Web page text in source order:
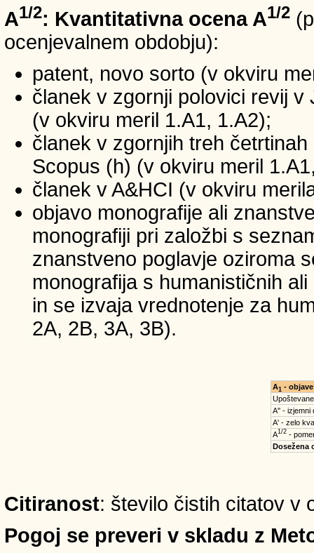
A1/2: Kvantitativna ocena A1/2
ocenjevalnem obdobju):
patent, novo sorto (v okviru
članek v zgornji polovici revij
(v okviru meril 1.A1, 1.A2);
članek v zgornjih treh
Scopus (h) (v okviru meril
članek v A&HCI (v okviru
objavo monografije ali
monografiji pri založbi s
znanstveno poglavje oziroma
monografija s humanističnih
in se izvaja vrednotenje za
2A, 2B, 3A, 3B).
A1 - objave
A'' - izjemni
A' - zelo
A1/2-
Dosežena
Citiranost: število čistih citatov v
Pogoj se preveri v skladu z